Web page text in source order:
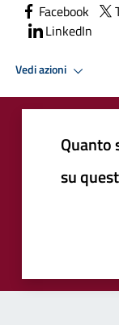
Facebook
LinkedIn
Vedi azioni
Quanto
su